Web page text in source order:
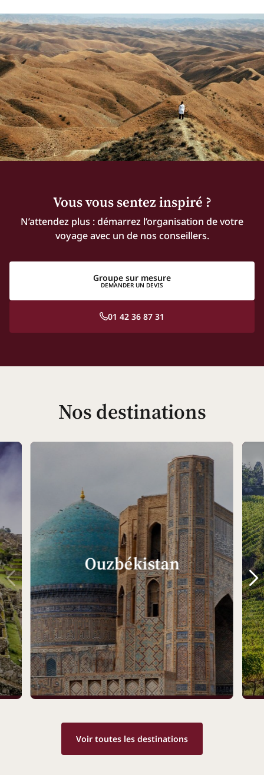
Vous vous sentez inspiré ?
N’attendez plus : démarrez l’organisation de votre
voyage avec un de nos conseillers.
01 42 36 87 31
Groupe sur mesure
DEMANDER UN DEVIS
Nos destinations
Ouzbékistan
Voir toutes les destinations